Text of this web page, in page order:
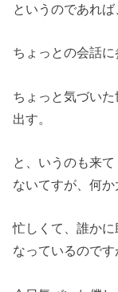
というのであれば
ちょっとの会話に
ちょっと気づい
出す。
と、いうのも来
ないてすが、何か
忙しくて、誰か
なっているのです